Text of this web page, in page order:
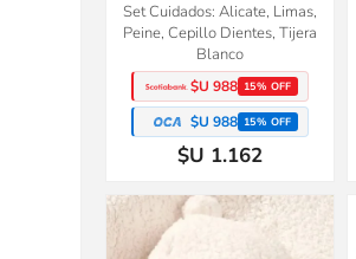
Set Cuidados: Alicate, Limas,
Peine, Cepillo Dientes, Tijera
Blanco
$U 988 15% OFF
$U 988 15% OFF
$U 1.162